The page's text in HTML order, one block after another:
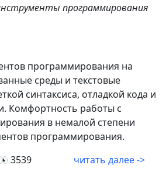
программирования
программирования на
среды и текстовые
синтаксиса, отладкой кода и
Комфортность работы с
в немалой степени
программирования.
3539
читать далее ->